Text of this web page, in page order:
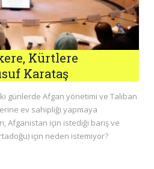
Kürtlere
Karataş
günlerde Afgan yönetimi ve Taliban
ev sahipliği yapmaya
Afganistan için istediği barış ve
için neden istemiyor?